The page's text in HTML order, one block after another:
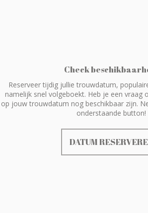
Check
Reserveer tijdig jullie trouwdatum,
namelijk snel volgeboekt. Heb je een vraag
op jouw trouwdatum nog beschikbaar zijn.
onderstaande button!
DATUM